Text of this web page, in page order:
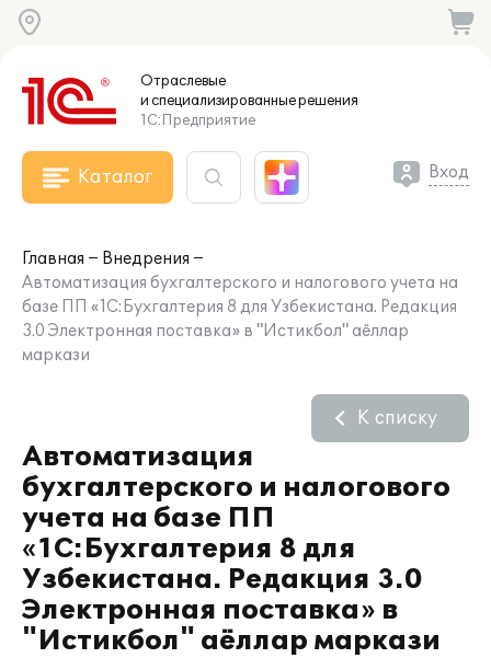
Отраслевые
и специализированныерешения
1С:Предприятие
Каталог Вход
Главная
Внедрения
Автоматизация бухгалтерского и налогового учета на
базе ПП «1С:Бухгалтерия 8 для Узбекистана. Редакция
3.0 Электронная поставка» в "Истикбол" аёллар
маркази
Автоматизация
бухгалтерского и налогового
учета на базе ПП
«1С:Бухгалтерия 8 для
Узбекистана. Редакция 3.0
Электронная поставка» в
"Истикбол" аёллар маркази
К списку